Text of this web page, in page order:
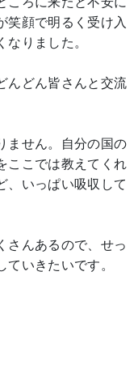
笑顔で明るく受け入
りました。
んどん皆さんと交流
ません。自分の国の
ここでは教えてくれ
、いっぱい吸収して
さんあるので、せっ
いきたいです。